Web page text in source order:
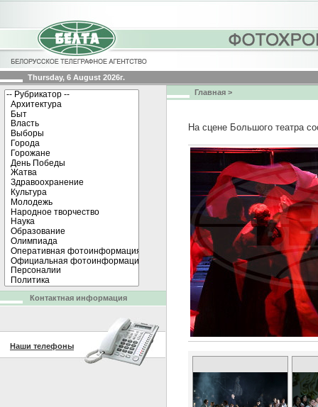
Thursday, 6 August 2026г.
Главная >
На сцене Большого театра
Контактная информация
Наши телефоны